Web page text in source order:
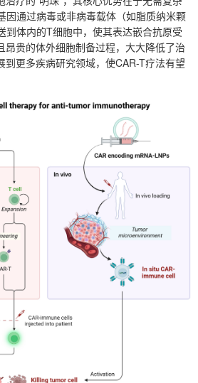
因通过病毒或非病毒载体（如脂质纳米颗
到体内的T细胞中，使其表达嵌合抗原受
昂贵的体外细胞制备过程，大大降低了治
到更多疾病研究领域，使CAR-T疗法有望